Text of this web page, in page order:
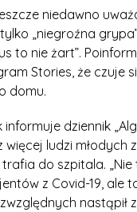
niedawno
„niegroźna
to nie żart”.
Stories, że czuje
domu.
dziennik
więcej ludzi młodych
do szpitala.
z Covid-19, ale
nastąpił